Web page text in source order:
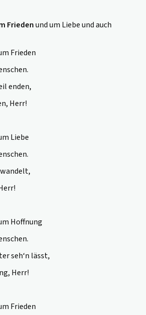
Friedenund um Liebe und auch
Frieden
enden,
Herr!
Liebe
Hoffnung
seh‘n lässt,
Herr!
Frieden